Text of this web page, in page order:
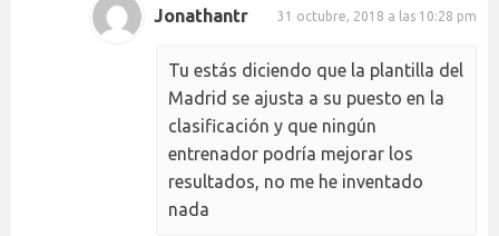
Jonathantr 31 octubre, 2018 a las 10:28 pm
Tu estás diciendo que la plantilla del
Madrid se ajusta a su puesto en la
clasificación y que ningún
entrenador podría mejorar los
resultados, no me he inventado
nada